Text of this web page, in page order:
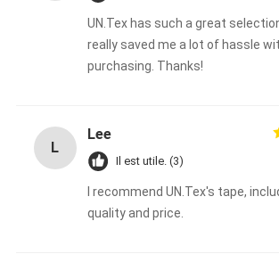
UN.Tex has such a great
really saved me a lot of hassle
purchasing. Thanks!
L
Lee
Il est utile. (3)
I recommend UN.Tex's tape,
quality and price.